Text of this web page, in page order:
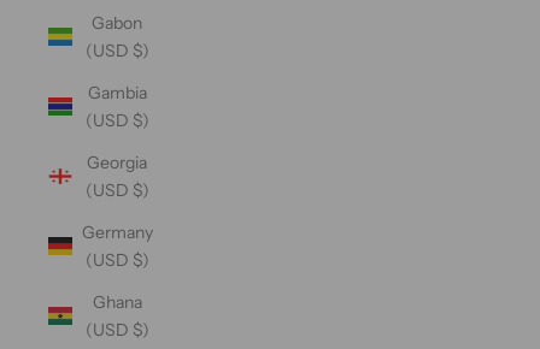
Gabon
(USD $)
Gambia
(USD $)
Georgia
(USD $)
Germany
(USD $)
Ghana
(USD $)